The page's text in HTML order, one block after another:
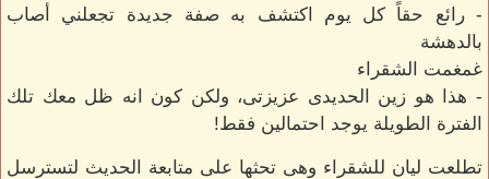
- رائع حقاً كل يوم اكتشف به صفة جديدة تجعلني أصاب
بالدهشة
غمغمت الشقراء
- هذا هو زين الحديدى عزيزتى، ولكن كون انه ظل معك تلك
الفترة الطويلة يوجد احتمالين فقط!
تطلعت ليان للشقراء وهى تحثها على متابعة الحديث لتسترسل